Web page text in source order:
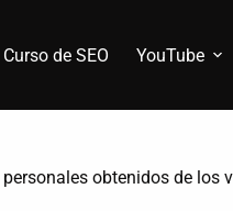
Curso de SEO YouTube
obtenidos de